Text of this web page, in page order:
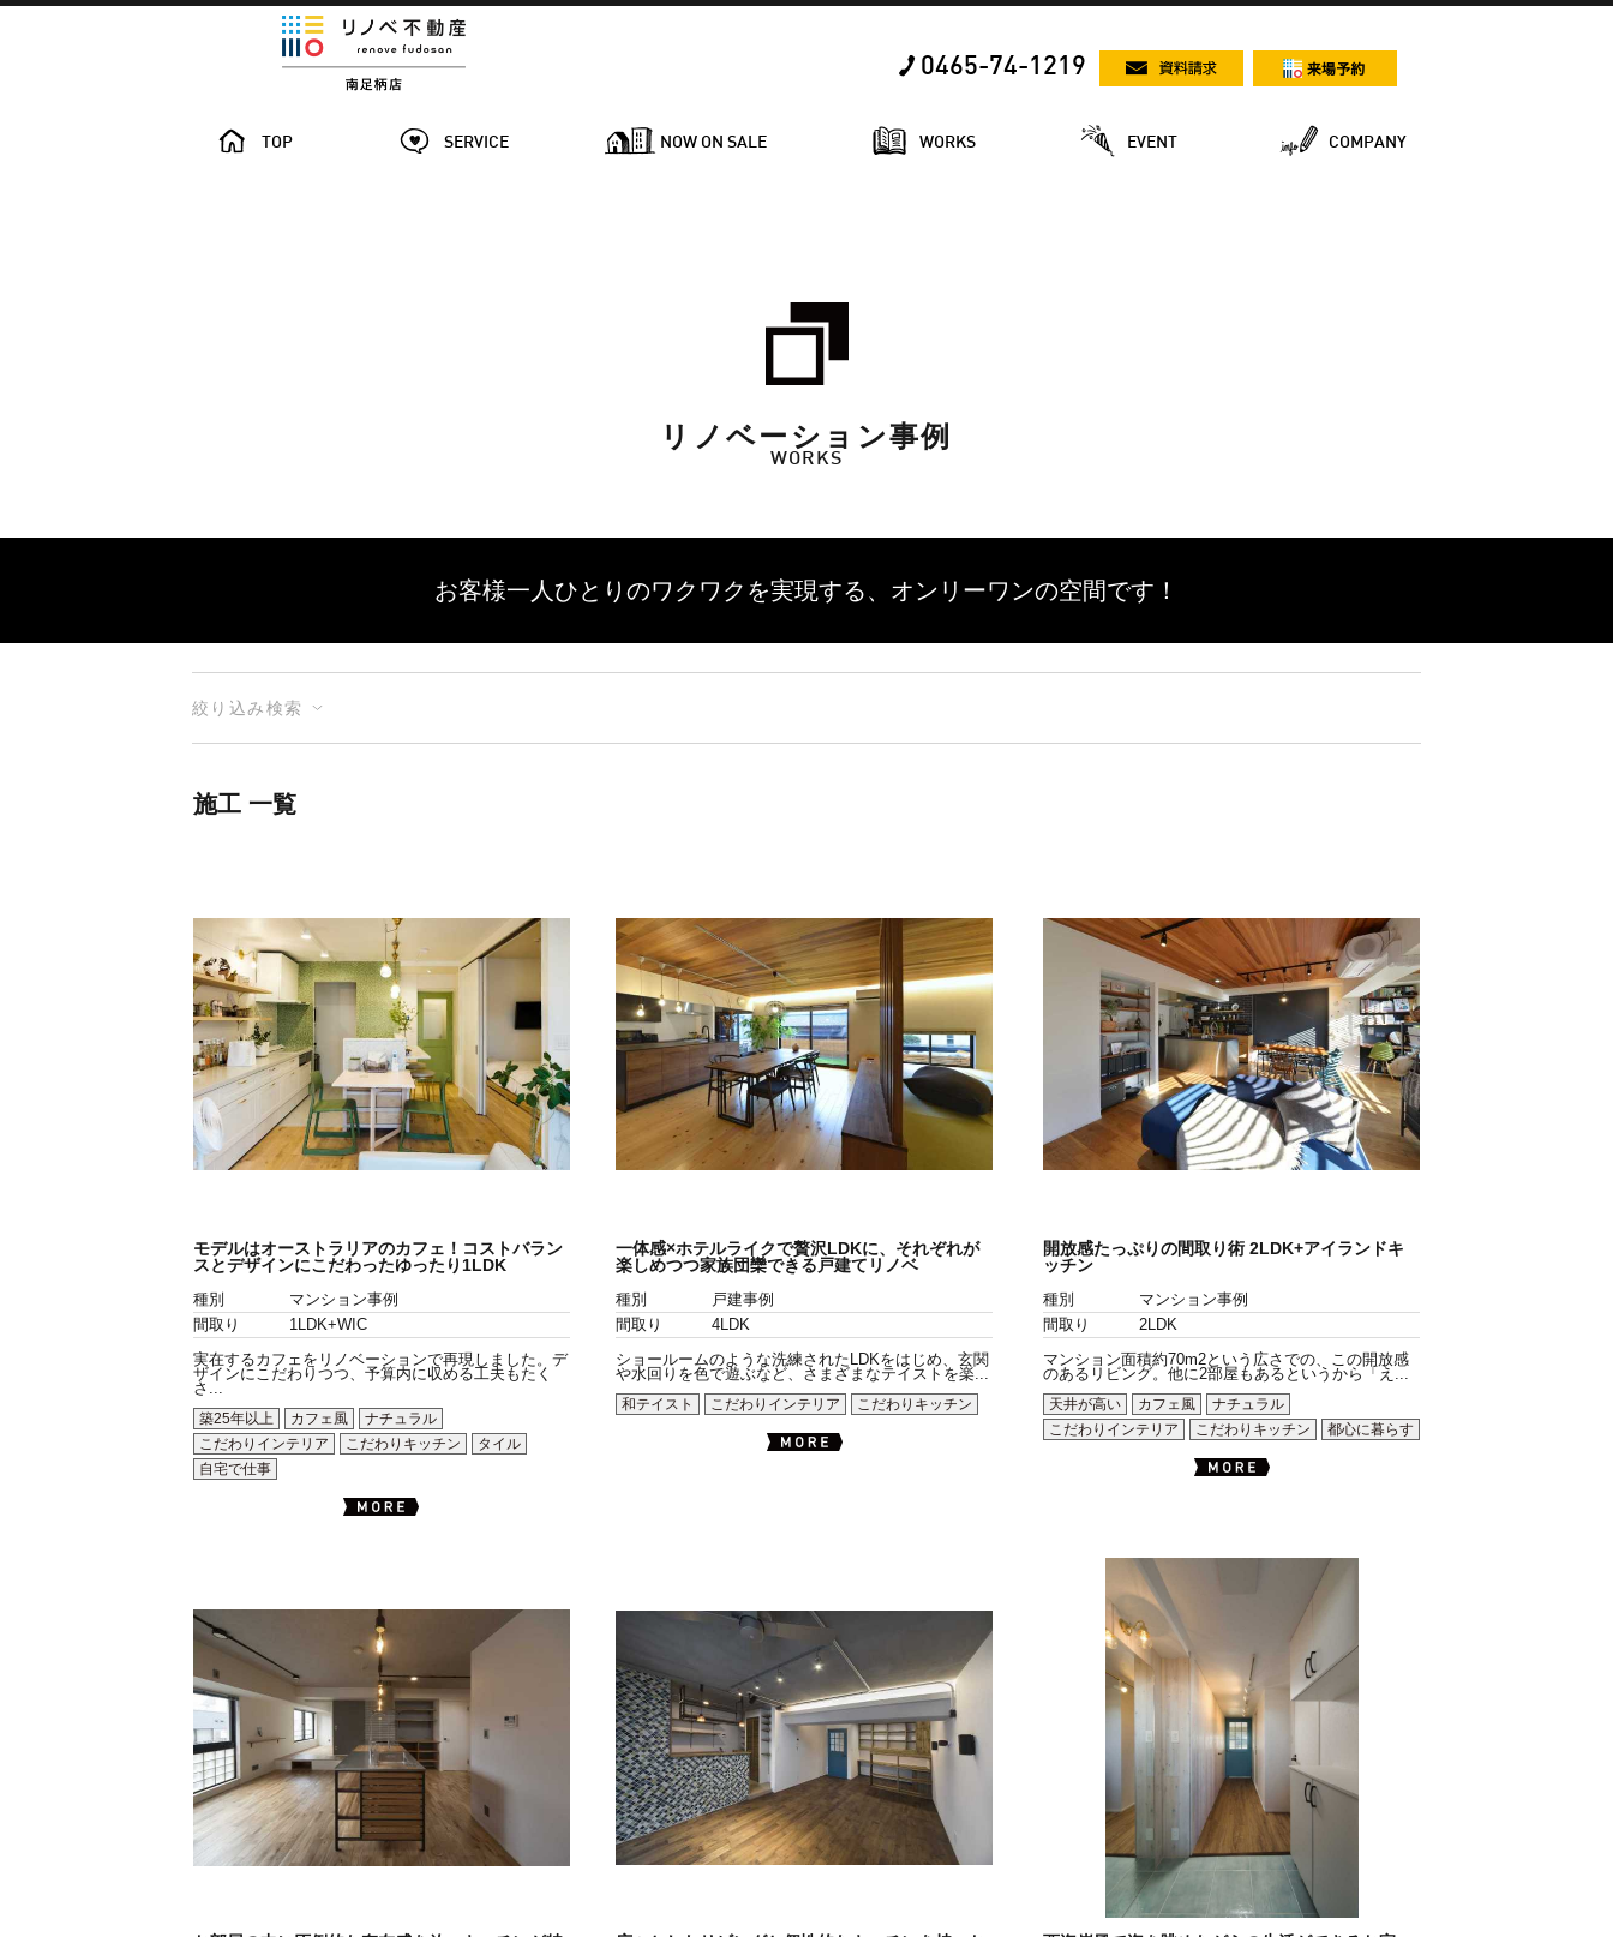
0465-74-1219
TOP SERVICE NOW ON SALE WORKS EVENT COMPANY
リノベーション事例
WORKS
お客様一人ひとりのワクワクを実現する、 オンリーワンの空間です！
絞り込み検索
施工 一覧
モデルはオーストラリアのカフェ！コストバラン
スとデザインにこだわったゆったり1LDK
種別
マンション事例
間取り
1LDK+WIC
実在するカフェをリノベーションで再現しました。デ
ザインにこだわりつつ、予算内に収める工夫もたく
さ...
築25年以上
カフェ風
ナチュラル
こだわりインテリア
こだわりキッチン
タイル
自宅で仕事
一体感×ホテルライクで贅沢LDKに、それぞれが
楽しめつつ家族団欒できる戸建てリノベ
種別
戸建事例
間取り
4LDK
ショールームのような洗練されたLDKをはじめ、玄関
や水回りを色で遊ぶなど、さまざまなテイストを楽...
和テイスト
こだわりインテリア こだわりキッチン
開放感たっぷりの間取り術 2LDK+アイランドキ
ッチン
種別
マンション事例
間取り
2LDK
マンション面積約70m2という広さでの、この開放感
のあるリビング。他に2部屋もあるというから「え...
天井が高い
カフェ風
ナチュラル
こだわりインテリア
こだわりキッチン 都心に暮らす